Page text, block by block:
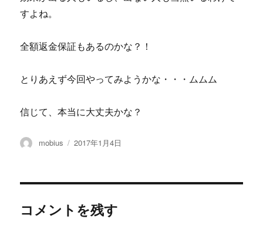
すよね。
全額返金保証もあるのかな？！
とりあえず今回やってみようかな・・・ムムム
信じて、本当に大丈夫かな？
投
mobius
投
2017年1月4日
コメントを残す